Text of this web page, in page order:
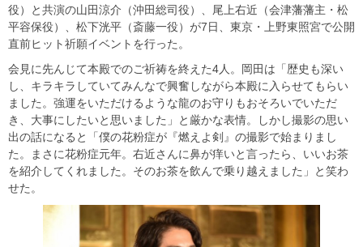
役）と共演の山田涼介（沖田総司役）、尾上右近（会津藩藩主・松
平容保役）、松下洸平（斎藤一役）が7日、東京・上野東照宮で公開
直前ヒット祈願イベントを行った。
会見に先んじて本殿でのご祈祷を終えた4人。岡田は「歴史も深い
し、キラキラしていてみんなで興奮しながら本殿に入らせてもらい
ました。強運をいただけるような龍のお守りもおそろいでいただ
き、大事にしたいと思いました」と厳かな表情。しかし撮影の思い
出の話になると「僕の花粉症が『燃えよ剣』の撮影で始まりまし
た。まさに花粉症元年。右近さんに鼻が痒いと言ったら、いいお茶
を紹介してくれました。そのお茶を飲んで乗り越えました」と笑わ
せた。